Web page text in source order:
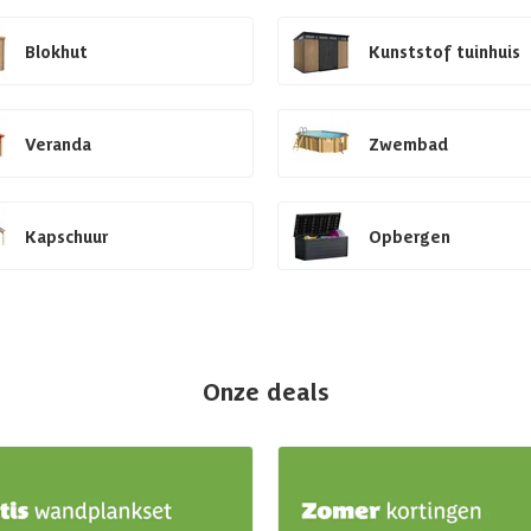
Blokhut Kunststof tuinhuis
Veranda Zwembad
Kapschuur Opbergen
Onze deals